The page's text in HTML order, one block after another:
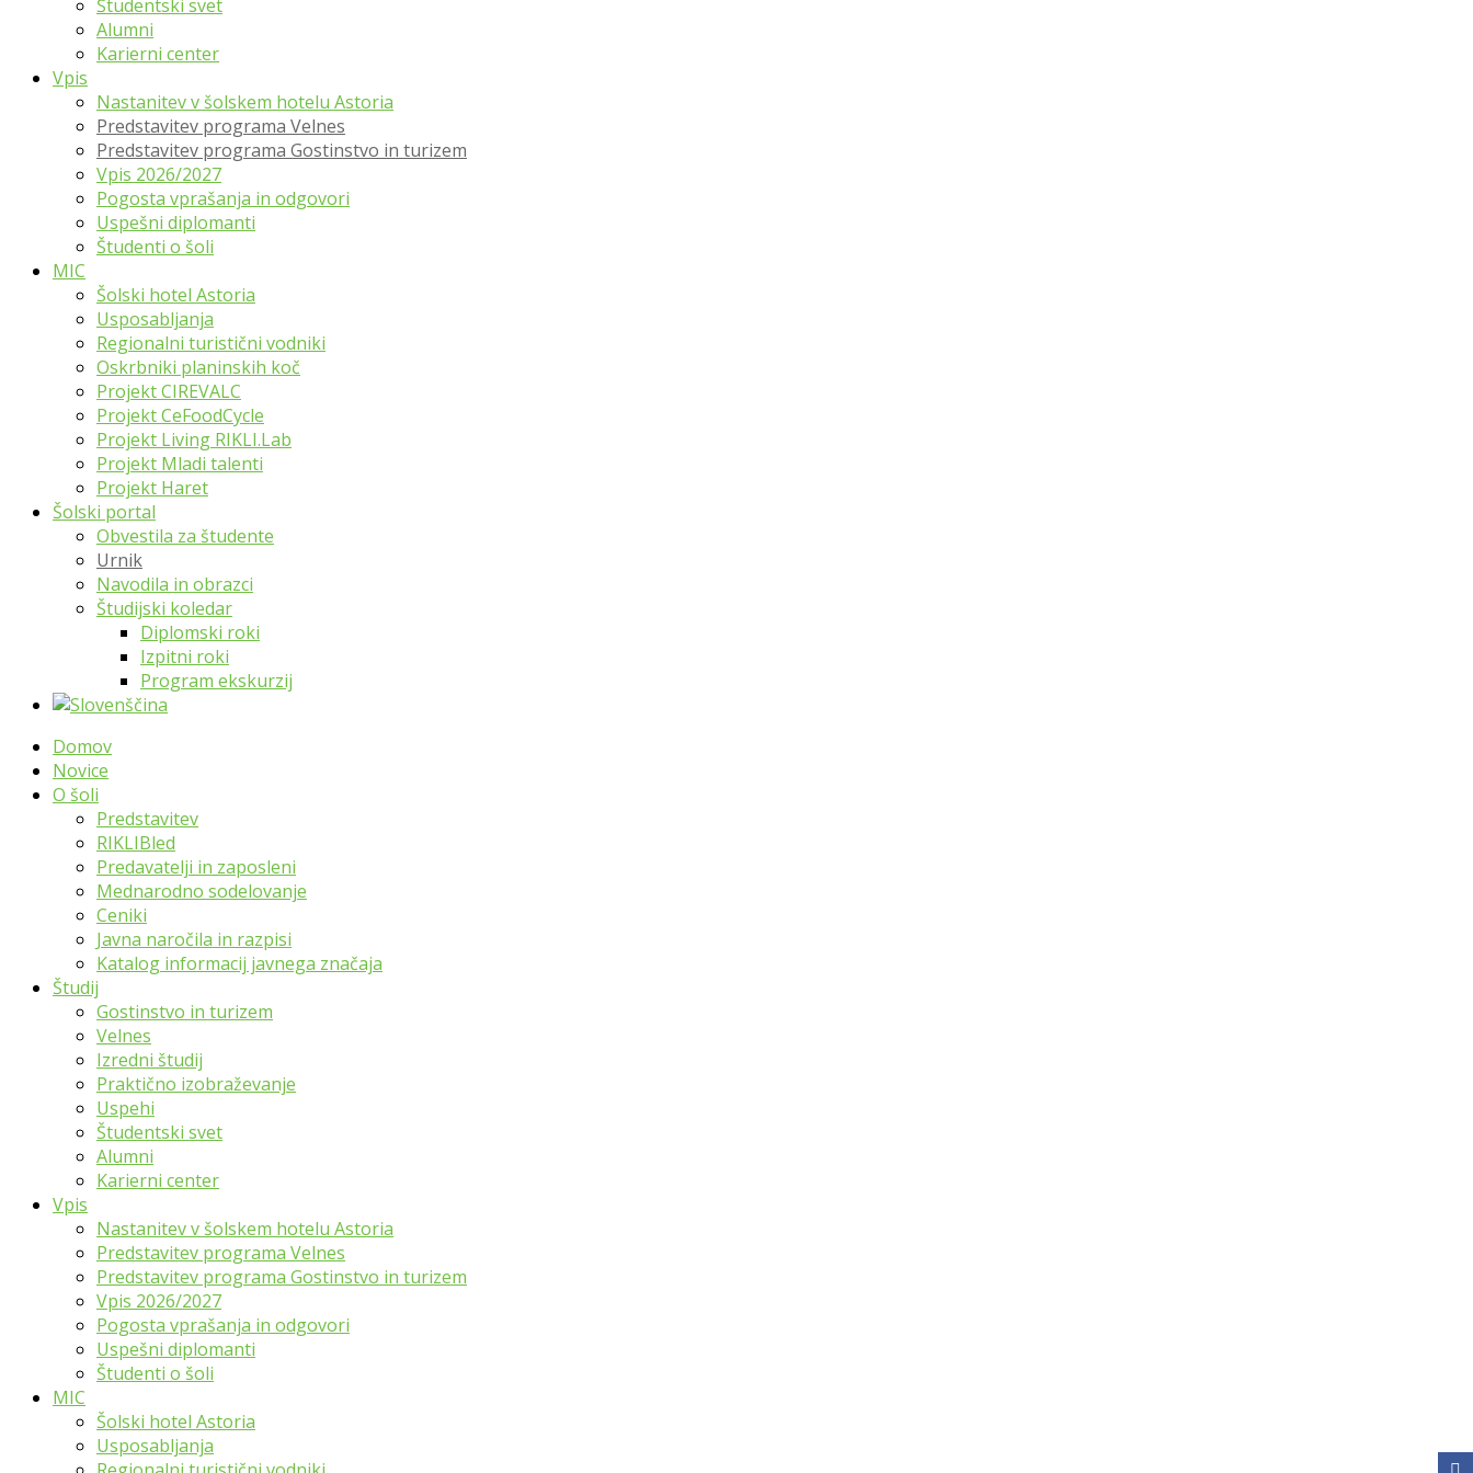
Študentski svet
Alumni
Karierni center
Vpis
Nastanitev v šolskem hotelu Astoria
Predstavitev programa Velnes
Predstavitev programa Gostinstvo in turizem
Vpis 2026/2027
Pogosta vprašanja in odgovori
Uspešni diplomanti
Študenti o šoli
MIC
Šolski hotel Astoria
Usposabljanja
Regionalni turistični vodniki
Oskrbniki planinskih koč
Projekt CIREVALC
Projekt CeFoodCycle
Projekt Living RIKLI.Lab
Projekt Mladi talenti
Projekt Haret
Šolski portal
Obvestila za študente
Urnik
Navodila in obrazci
Študijski koledar
Diplomski roki
Izpitni roki
Program ekskurzij
Domov
Novice
O šoli
Predstavitev
RIKLIBled
Predavatelji in zaposleni
Mednarodno sodelovanje
Ceniki
Javna naročila in razpisi
Katalog informacij javnega značaja
Študij
Gostinstvo in turizem
Velnes
Izredni študij
Praktično izobraževanje
Uspehi
Študentski svet
Alumni
Karierni center
Vpis
Nastanitev v šolskem hotelu Astoria
Predstavitev programa Velnes
Predstavitev programa Gostinstvo in turizem
Vpis 2026/2027
Pogosta vprašanja in odgovori
Uspešni diplomanti
Študenti o šoli
MIC
Šolski hotel Astoria
Usposabljanja